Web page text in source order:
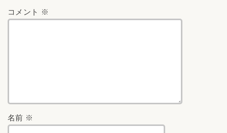
コメント ※
名前 ※